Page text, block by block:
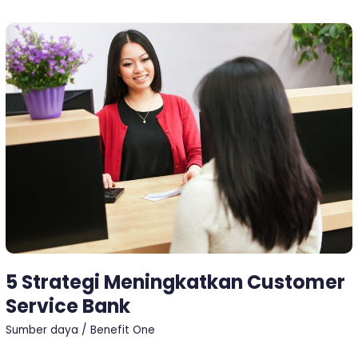
5 Strategi Meningkatkan Customer
Service Bank
Sumber daya /Benefit One
5
Strategi
Meningkatkan
Customer
Service
Bank